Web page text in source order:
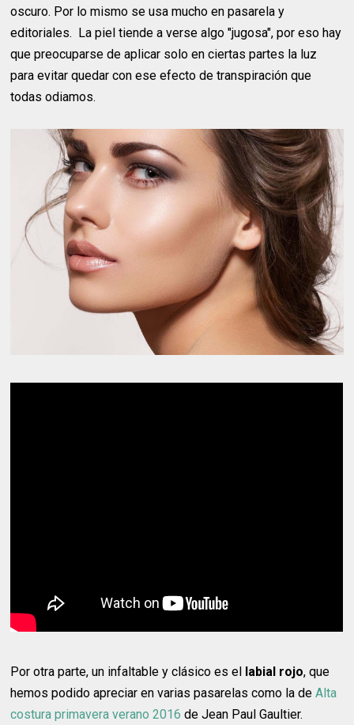
oscuro. Por lo mismo se usa mucho en pasarela y
editoriales. La piel tiende a verse algo "jugosa", por eso hay
que preocuparse de aplicar solo en ciertas partes la luz
para evitar quedar con ese efecto de transpiración que
todas odiamos.
Por otra parte, un infaltable y clásico es el labial rojo, que
hemos podido apreciar en varias pasarelas como la deAlta
costura primavera verano 2016 de Jean Paul Gaultier.